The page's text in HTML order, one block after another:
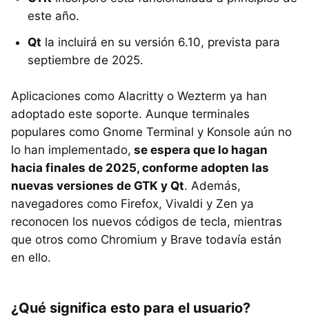
este año.
Qt la incluirá en su versión 6.10, prevista para
septiembre de 2025.
Aplicaciones como Alacritty o Wezterm ya han
adoptado este soporte. Aunque terminales
populares como Gnome Terminal y Konsole aún no
lo han implementado, se espera que lo hagan
hacia finales de 2025, conforme adopten las
nuevas versiones de GTK y Qt. Además,
navegadores como Firefox, Vivaldi y Zen ya
reconocen los nuevos códigos de tecla, mientras
que otros como Chromium y Brave todavía están
en ello.
¿Qué significa esto para el usuario?